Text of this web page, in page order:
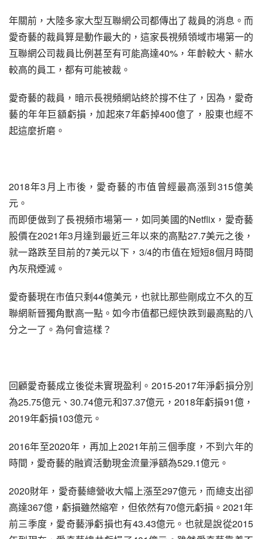
年關前，大陸多家大型互聯網公司都傳出了裁員的消息。而
愛奇藝的裁員算是動作最大的，這家長視頻領域市場第一的
互聯網公司裁員比例甚至有可能高達40%，年齡較大、薪水
較高的員工，都有可能被裁。
愛奇藝的裁員，暗示長視頻網站終於撐不住了，因為，愛奇
藝的年年巨額虧損，加起來7年虧掉400億了，股東也經不
起這麼折磨。
2018年3月上市後，愛奇藝的市值曾經最高漲到315億美
元。
而即便做到了長視頻市場第一，如同美國的Netflix，愛奇藝
股價在2021年3月達到最近三年以來的高點27.7美元之後，
就一路跌至目前的7美元以下，3/4的市值在短短8個月時間
內灰飛煙滅。
愛奇藝現在市值只剩44億美元，也就比那些剛成立不久的互
聯網新晉獨角獸高一點。如今市值都已經快跌到最高點的八
分之一了。為何會這樣？
回顧愛奇藝成立後從未實現盈利。2015-2017年淨虧損分別
為25.75億元、30.74億元和37.37億元，2018年虧損91億，
2019年虧損103億元。
2016年至2020年，再加上2021年前三個季度，不到六年的
時間，愛奇藝的融資活動現金流量淨額為529.1億元。
2020財年，愛奇藝總營收大幅上漲至297億元，而總支出卻
高達367億，虧損雖然縮窄，但依然有70億元虧損。2021年
前三季度，愛奇藝淨虧損也有43.43億元。也就是說從2015